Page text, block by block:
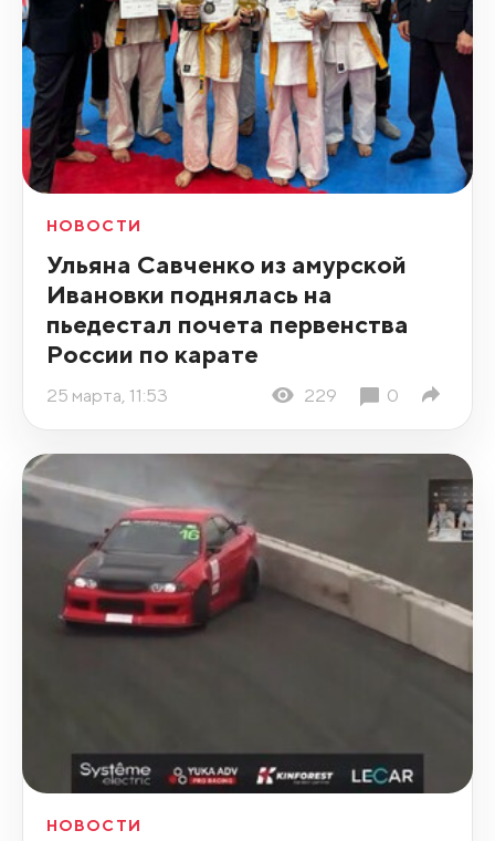
НОВОСТИ
Ульяна Савченко из амурской
Ивановки поднялась на
пьедестал почета первенства
России по карате
25 марта, 11:53 229 0
НОВОСТИ